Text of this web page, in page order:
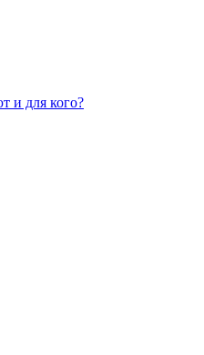
и для кого?